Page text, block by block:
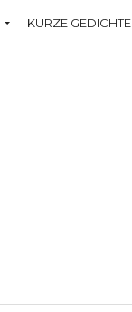
KURZE GEDICHTE